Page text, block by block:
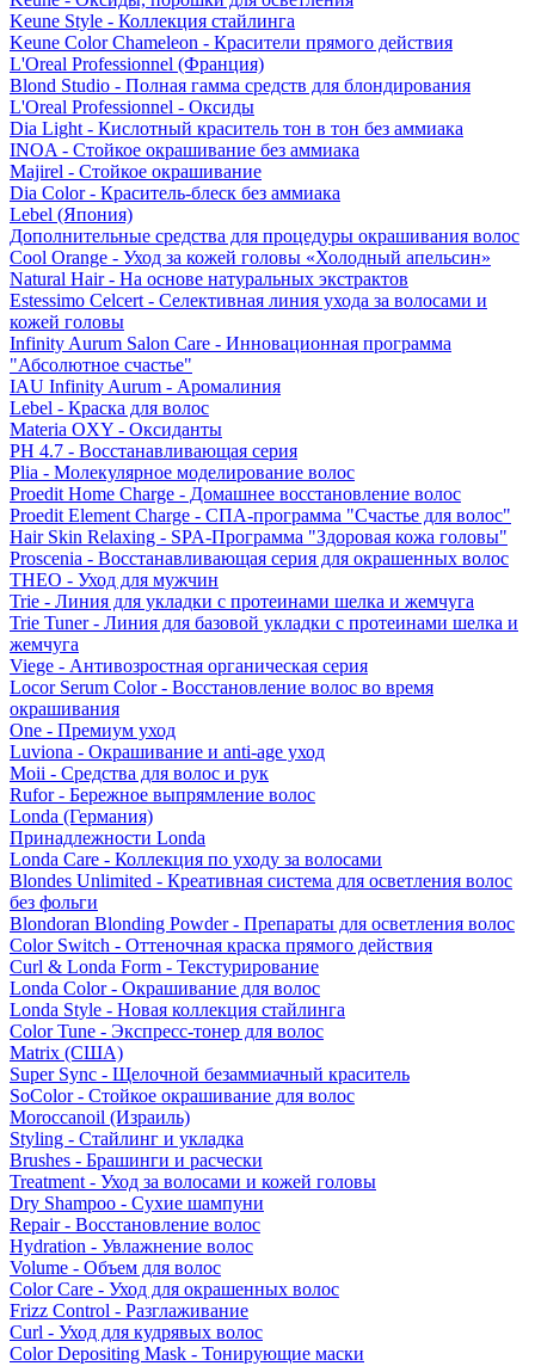
Keune Style - Коллекция стайлинга
Keune Color Chameleon - Красители прямого действия
L'Oreal Professionnel (Франция)
Blond Studio - Полная гамма средств для блондирования
L'Oreal Professionnel - Оксиды
Dia Light - Кислотный краситель тон в тон без аммиака
INOA - Стойкое окрашивание без аммиака
Majirel - Стойкое окрашивание
Dia Color - Краситель-блеск без аммиака
Lebel (Япония)
Дополнительные средства для процедуры окрашивания волос
Cool Orange - Уход за кожей головы «Холодный апельсин»
Natural Hair - На основе натуральных экстрактов
Estessimo Celcert - Селективная линия ухода за волосами и
кожей головы
Infinity Aurum Salon Care - Инновационная программа
"Абсолютное счастье"
IAU Infinity Aurum - Аромалиния
Lebel - Краска для волос
Materia OXY - Оксиданты
PH 4.7 - Восстанавливающая серия
Plia - Молекулярное моделирование волос
Proedit Home Charge - Домашнее восстановление волос
Proedit Element Charge - СПА-программа "Счастье для волос"
Hair Skin Relaxing - SPA-Программа "Здоровая кожа головы"
Proscenia - Восстанавливающая серия для окрашенных волос
THEO - Уход для мужчин
Trie - Линия для укладки с протеинами шелка и жемчуга
Trie Tuner - Линия для базовой укладки с протеинами шелка и
жемчуга
Viege - Антивозростная органическая серия
Locor Serum Color - Восстановление волос во время
окрашивания
One - Премиум уход
Luviona - Окрашивание и anti-age уход
Moii - Средства для волос и рук
Rufor - Бережное выпрямление волос
Londa (Германия)
Принадлежности Londa
Londa Care - Коллекция по уходу за волосами
Blondes Unlimited - Креативная система для осветления волос
без фольги
Blondoran Blonding Powder - Препараты для осветления волос
Color Switch - Оттеночная краска прямого действия
Curl & Londa Form - Текстурирование
Londa Color - Окрашивание для волос
Londa Style - Новая коллекция стайлинга
Color Tune - Экспресс-тонер для волос
Matrix (США)
Super Sync - Щелочной безаммиачный краситель
SoColor - Стойкое окрашивание для волос
Moroccanoil (Израиль)
Styling - Стайлинг и укладка
Brushes - Брашинги и расчески
Treatment - Уход за волосами и кожей головы
Dry Shampoo - Сухие шампуни
Repair - Восстановление волос
Hydration - Увлажнение волос
Volume - Объем для волос
Color Care - Уход для окрашенных волос
Frizz Control - Разглаживание
Curl - Уход для кудрявых волос
Color Depositing Mask - Тонирующие маски